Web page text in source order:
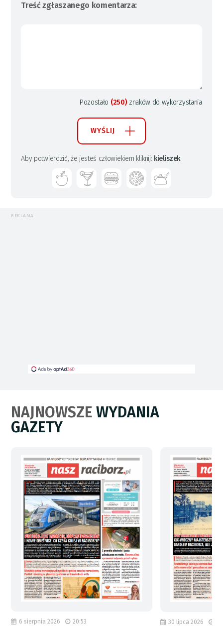
Treść zgłaszanego komentarza:
Pozostało (250) znaków do wykorzystania
WYŚLIJ
Aby potwierdzić, że jesteś człowiekiem kliknij: kieliszek
REKLAMA
NAJNOWSZEWYDANIA
GAZETY
6 sierpnia 2026 20:53 30 lipca 2026